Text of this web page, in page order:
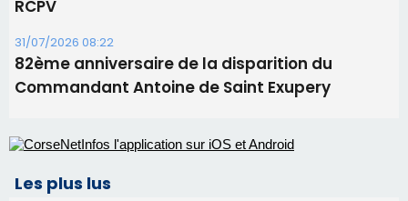
Les plus lus
Satine Nomary est la nouvelle Miss Corse 2026
Éclipse du 12 août : la Corse aux premières loges
d'un spectacle qui ne reviendra pas avant 2081
avant le concert de Mosimann
consommation en recul dans les restaurants